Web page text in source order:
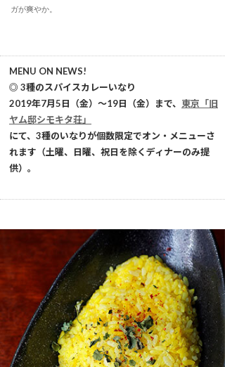
ガが爽やか。
MENU ON NEWS!
◎ 3種のスパイスカレーいなり
2019年7月5日（金）～19日（金）まで、 東京「旧
ヤム邸シモキタ荘」
にて、3種のいなりが個数限定でオン・メニューさ
れます（土曜、日曜、祝日を除くディナーのみ提
供）。